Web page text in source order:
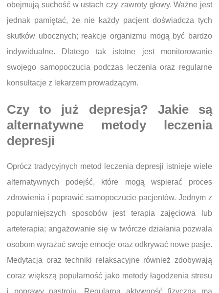
obejmują suchość w ustach czy zawroty głowy. Ważne jest
jednak pamiętać, że nie każdy pacjent doświadcza tych
skutków ubocznych; reakcje organizmu mogą być bardzo
indywidualne. Dlatego tak istotne jest monitorowanie
swojego samopoczucia podczas leczenia oraz regularne
konsultacje z lekarzem prowadzącym.
Czy to już depresja? Jakie są
alternatywne metody leczenia
depresji
Oprócz tradycyjnych metod leczenia depresji istnieje wiele
alternatywnych podejść, które mogą wspierać proces
zdrowienia i poprawić samopoczucie pacjentów. Jednym z
popularniejszych sposobów jest terapia zajęciowa lub
arteterapia; angażowanie się w twórcze działania pozwala
osobom wyrażać swoje emocje oraz odkrywać nowe pasje.
Medytacja oraz techniki relaksacyjne również zdobywają
coraz większą popularność jako metody łagodzenia stresu
i poprawy nastroju. Regularna aktywność fizyczna ma